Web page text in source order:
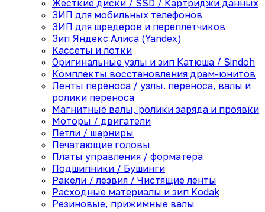
Жесткие диски / SSD / Картриджи данных
ЗИП для мобильных телефонов
ЗИП для шредеров и переплетчиков
Зип Яндекс Алиса (Yandex)
Кассеты и лотки
Оригинальные узлы и зип Катюша / Sindoh
Комплекты восстановления драм-юнитов
Ленты переноса / узлы. переноса, валы и
ролики переноса
Магнитные валы, ролики заряда и проявки
Моторы / двигатели
Петли / шарниры
Печатающие головы
Платы управления / форматера
Подшипники / Бушинги
Ракели / лезвия / Чистящие ленты
Расходные материалы и зип Kodak
Резиновые, прижимные валы